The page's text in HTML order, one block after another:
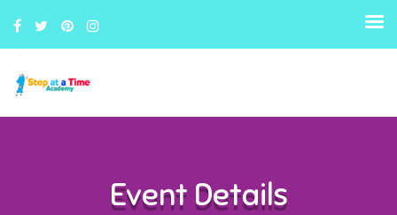
Event Details